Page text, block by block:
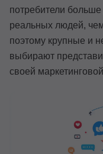
потребители
реальных людей,
поэтому крупные и
выбирают
своей
Иностранные
Soft Skills
ДПО
Акции и
Рейтинг онлайн-